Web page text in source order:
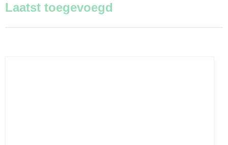
Laatst toegevoegd